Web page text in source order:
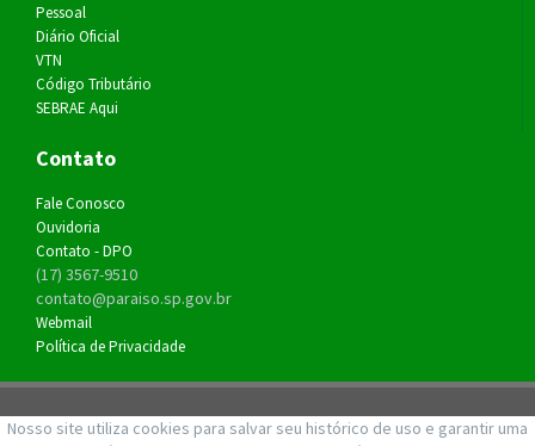
Nosso site utiliza cookies para salvar seu histórico de uso e garantir uma
Pessoal
Diário Oficial
VTN
Código Tributário
SEBRAE Aqui
Contato
Fale Conosco
Ouvidoria
Contato - DPO
(17) 3567-9510
contato@paraiso.sp.gov.br
Webmail
Política de Privacidade
Rua do Café, 649 - Paraíso - SP - Expediente das 8h às 11h e das 12h30